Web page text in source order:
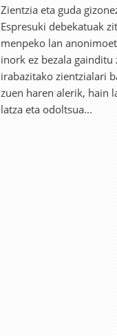
Zientzia eta guda
Espresuki debekatuak
menpeko lan
inork ez bezala
irabazitako zientzialari
zuen haren alerik, hain
latza eta odoltsua...